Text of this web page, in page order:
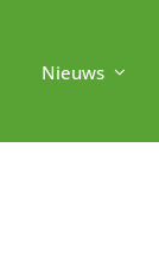
Nieuws